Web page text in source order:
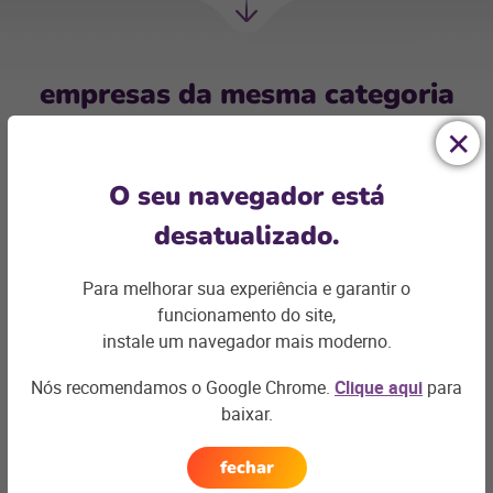
empresas da mesma categoria
liveSEO
Fundada em 2017 na Espanha, e atualmente
com sede no Brasil, a liveSEO trabalha com
O seu navegador está
desatualizado.
Para melhorar sua experiência e garantir o
funcionamento do site,
instale um navegador mais moderno.
Nós recomendamos o Google Chrome. Clique aqui para
baixar.
fechar